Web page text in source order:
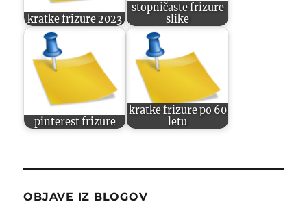
kratke frizure 2023
stopničaste frizure
slike
pinterest frizure
kratke frizure po 60
letu
OBJAVE IZ BLOGOV